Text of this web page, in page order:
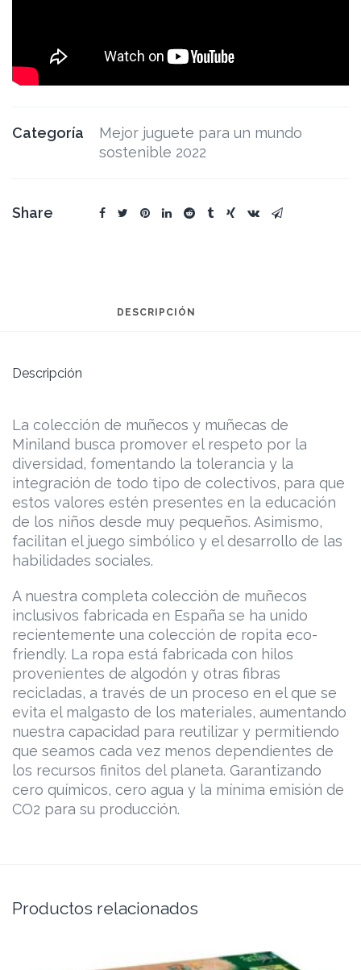
Categoría
Mejor juguete para un mundo
sostenible 2022
Share
DESCRIPCIÓN
Descripción
La colección de muñecos y muñecas de
Miniland busca promover el respeto por la
diversidad, fomentando la tolerancia y la
integración de todo tipo de colectivos, para que
estos valores estén presentes en la educación
de los niños desde muy pequeños. Asimismo,
facilitan el juego simbólico y el desarrollo de las
habilidades sociales.
A nuestra completa colección de muñecos
inclusivos fabricada en España se ha unido
recientemente una colección de ropita eco-
friendly. La ropa está fabricada con hilos
provenientes de algodón y otras fibras
recicladas, a través de un proceso en el que se
evita el malgasto de los materiales, aumentando
nuestra capacidad para reutilizar y permitiendo
que seamos cada vez menos dependientes de
los recursos finitos del planeta. Garantizando
cero químicos, cero agua y la mínima emisión de
CO2 para su producción.
Productos relacionados